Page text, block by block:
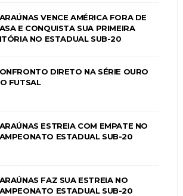
VENCE AMÉRICA FORA DE
E CONQUISTA SUA PRIMEIRA
NO ESTADUAL SUB-20
DIRETO NA SÉRIE OURO
FUTSAL
ESTREIA COM EMPATE NO
ESTADUAL SUB-20
FAZ SUA ESTREIA NO
ESTADUAL SUB-20